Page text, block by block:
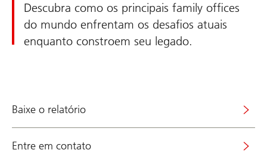
Descubra como os principais family offices
do mundo enfrentam os desafios atuais
enquanto constroem seu legado.
Baixe o relatório
Entre em contato